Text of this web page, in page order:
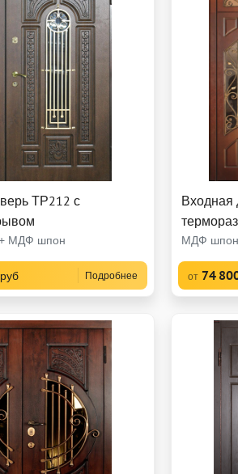
ТР212 с
МДФ шпон
руб Подробнее
Входная
МДФ
от 74